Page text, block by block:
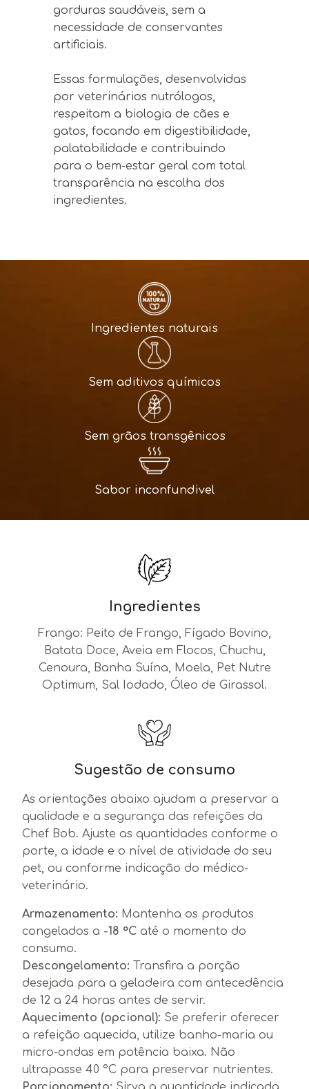
gorduras saudáveis, sem a
necessidade de conservantes
artificiais.
Essas formulações, desenvolvidas
por veterinários nutrólogos,
respeitam a biologia de cães e
gatos, focando em digestibilidade,
palatabilidade e contribuindo
para o bem-estar geral com total
transparência na escolha dos
ingredientes.
Ingredientes naturais
Sem aditivos químicos
Sem grãos transgênicos
Sabor inconfundivel
Ingredientes
Frango: Peito de Frango, Fígado Bovino,
Batata Doce, Aveia em Flocos, Chuchu,
Cenoura, Banha Suína, Moela, Pet Nutre
Optimum, Sal Iodado, Óleo de Girassol.
Sugestão de consumo
As orientações abaixo ajudam a preservar a
qualidade e a segurança das refeições da
Chef Bob. Ajuste as quantidades conforme o
porte, a idade e o nível de atividade do seu
pet, ou conforme indicação do médico-
veterinário.
Armazenamento: Mantenha os produtos
congelados a -18 °C até o momento do
consumo.
Descongelamento: Transfira a porção
desejada para a geladeira com antecedência
de 12 a 24 horas antes de servir.
Aquecimento (opcional): Se preferir oferecer
a refeição aquecida, utilize banho-maria ou
micro-ondas em potência baixa. Não
ultrapasse 40 °C para preservar nutrientes.